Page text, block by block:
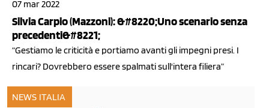
07 mar 2022
Silvia Carpio (Mazzoni): &#8220;Uno scenario senza
precedenti&#8221;
“Gestiamo le criticità e portiamo avanti gli impegni presi. I
rincari? Dovrebbero essere spalmati sull'intera filiera”
NEWS ITALIA